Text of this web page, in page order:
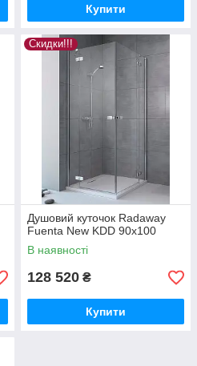
Купити
Скидки!!!
Душовий куточок Radaway
Fuenta New KDD 90x100
В наявності
128 520 ₴
Купити